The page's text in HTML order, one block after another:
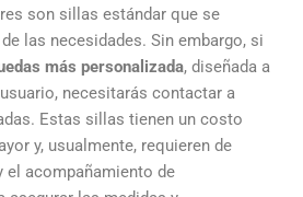
son sillas estándar que se
las necesidades. Sin embargo, si
más personalizada, diseñada a
necesitarás contactar a
Estas sillas tienen un costo
y, usualmente, requieren de
el acompañamiento de